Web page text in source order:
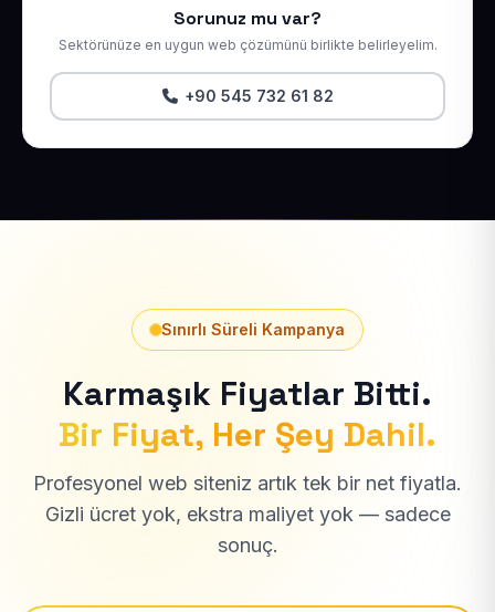
Sorunuz mu var?
Sektörünüze en uygun web çözümünü birlikte belirleyelim.
+90 545 732 61 82
Sınırlı Süreli Kampanya
Karmaşık Fiyatlar Bitti.
Bir Fiyat, Her Şey Dahil.
Profesyonel web siteniz artık tek bir net fiyatla.
Gizli ücret yok, ekstra maliyet yok — sadece
sonuç.